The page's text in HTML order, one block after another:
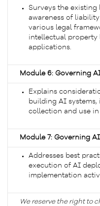
Surveys the
awareness of
various legal
intellectual property
applications.
Module 6: Governing
Explains
building AI
collection and use
Module 7: Governing
Addresses best
execution of AI
implementation
We reserve the right to